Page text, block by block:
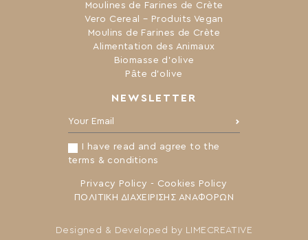
NEWSLETTER
Your Email:
I have read and agree to the
terms & conditions
Privacy Policy - Cookies Policy
ΠΟΛΙΤΙΚΗ ΔΙΑΧΕΙΡΙΣΗΣ ΑΝΑΦΟΡΩΝ
Moulines de Farines de Crète
Vero Cereal – Produits Vegan
Moulins de Farines de Crète
Alimentation des Animaux
Biomasse d’olive
Pâte d’olive
Designed & Developed by LIMECREATIVE